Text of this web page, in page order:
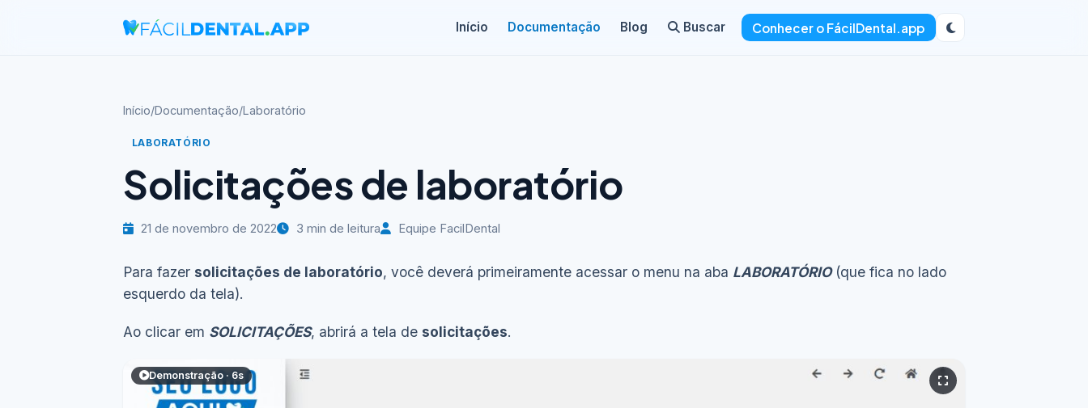
Início Documentação Blog Buscar Conhecer o FácilDental.app
Início/Documentação/Laboratório
LABORATÓRIO
Solicitações de laboratório
21 de novembro de 2022 3 min de leitura Equipe FacilDental
Para fazer solicitações de laboratório, você deverá primeiramente acessar o menu na aba LABORATÓRIO(que fica no lado
esquerdo da tela).
Ao clicar em SOLICITAÇÕES, abrirá a tela de solicitações.
Demonstração · 6s